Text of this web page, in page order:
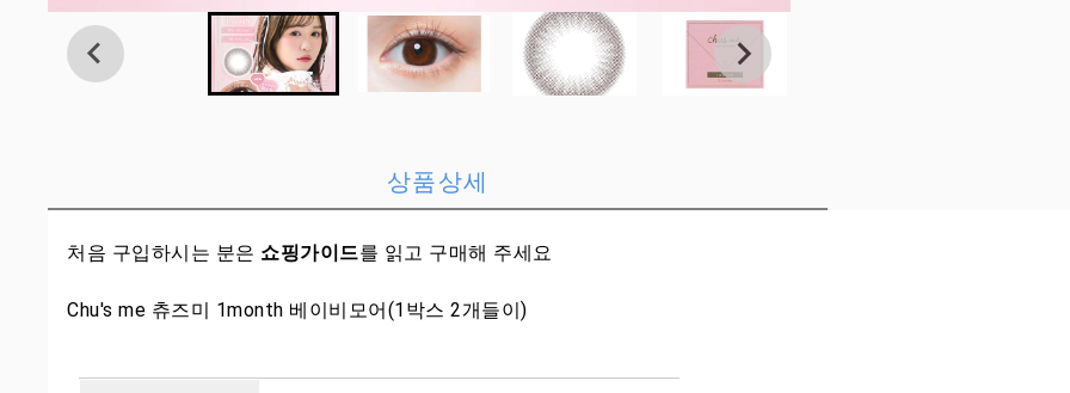
상품상세
처음 구입하시는 분은 쇼핑가이드를 읽고 구매해 주세요
Chu's me 츄즈미 1month 베이비모어(1박스 2개들이)